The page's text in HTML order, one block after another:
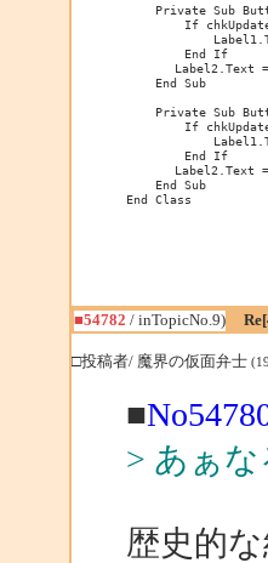
Private Sub
If
        End If
Label2.Text =
    End Sub
Private Sub
If
        End If
Label2.Text =
    End Sub
End Class
■54782 / inTopicNo.9)
□投稿者/ 魔界の仮面弁士
■
> あぁ
歴史的